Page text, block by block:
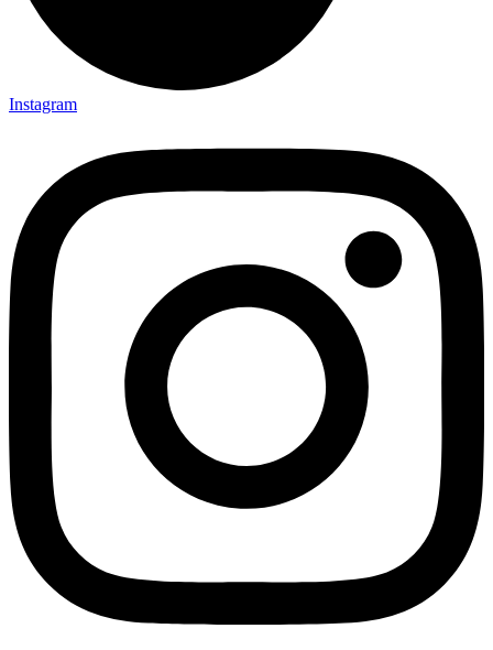
Instagram